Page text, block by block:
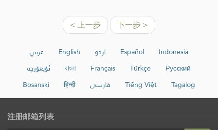
< 上一步 下一步 >
عربي English اردو Español
Indonesia
ئۇيغۇرچە
বাংলা Français Türkçe
Русский
Bosanski
हिन्दी فارسی Tiếng Việt Tagalog
注册邮箱列表